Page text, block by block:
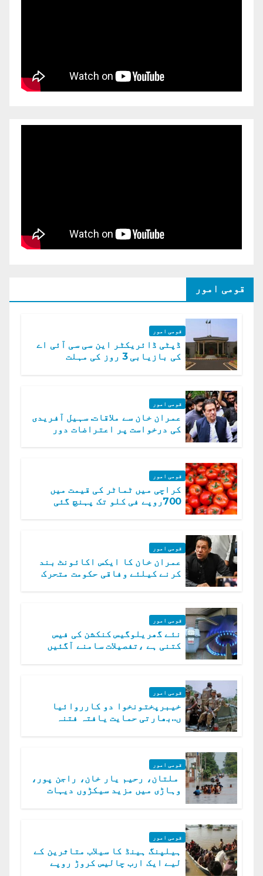
قومی امور
قومی امور
ڈپٹی ڈائریکٹر این سی سی آئی اے
کی بازیابی 3 روز کی مہلت
قومی امور
عمران خان سے ملاقات. سہیل آفریدی
کی درخواست پر اعتراضات دور
قومی امور
کراچی میں ٹماٹر کی قیمت میں
700روپے فی کلو تک پہنچ گئی
قومی امور
عمران خان کا ایکس اکائونٹ بند
کرنے کیلئے وفاقی حکومت متحرک
قومی امور
نئے گھریلوگیس کنکشن کی فیس
کتنی ہے ،تفصیلات سامنے آگئیں
قومی امور
خیبرپختونخوا دو کارروائیا
ں..بھارتی حمایت یافتہ فتنہ
قومی امور
ملتان، رحیم یار خان، راجن پور،
وہاڑی میں مزید سیکڑوں دیہات
قومی امور
ہیلپنگ ہینڈ کا سیلاب متاثرین کے
لیے ایک ارب چالیس کروڑ روپے